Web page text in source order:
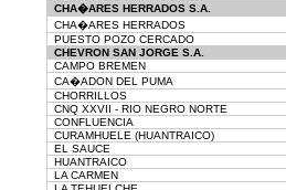
CHA�ARES HERRADOS S.A.
CHA�ARES HERRADOS
PUESTO POZO CERCADO
CHEVRON SAN JORGE S.A.
CAMPO BREMEN
CA�ADON DEL PUMA
CHORRILLOS
CNQ XXVII - RIO NEGRO NORTE
CONFLUENCIA
CURAMHUELE (HUANTRAICO)
EL SAUCE
HUANTRAICO
LA CARMEN